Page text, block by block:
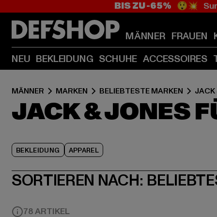
BIS ZU -65% 😲💥
MÄNNER FRAUEN
NEU BEKLEIDUNG SCHUHE ACCESSOIRES
MÄNNER MARKEN BELIEBTESTE MARKEN JACK
JACK & JONES
BEKLEIDUNG APPAREL
SORTIEREN NACH:
78 ARTIKEL